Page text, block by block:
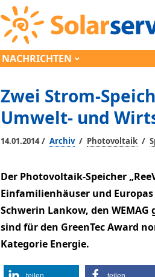
NACHRICHTEN
Zwei Strom-
Umwelt- und
14.01.2014/ Archiv / Photovoltaik /
Der Photovoltaik-Speicher
Einfamilienhäuser und
Schwerin Lankow, den
sind für den GreenTec Award
Kategorie Energie.